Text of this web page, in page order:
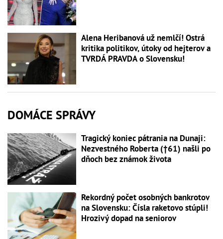
Alena Heribanová už nemlčí! Ostrá
kritika politikov, útoky od hejterov a
TVRDÁ PRAVDA o Slovensku!
DOMÁCE SPRÁVY
Tragický koniec pátrania na Dunaji:
Nezvestného Roberta (†61) našli po
dňoch bez známok života
Rekordný počet osobných bankrotov
na Slovensku: Čísla raketovo stúpli!
Hrozivý dopad na seniorov